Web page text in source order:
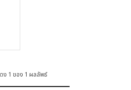
ง 1 ของ 1 ผลลัพธ์